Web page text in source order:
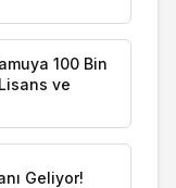
100 Bin
ve
Geliyor!